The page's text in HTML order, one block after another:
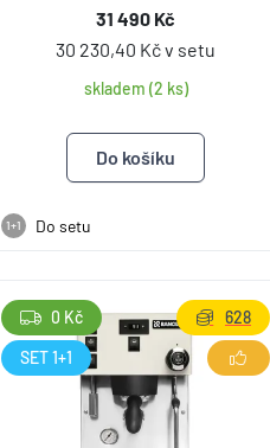
31 490 Kč
30 230,40 Kč v setu
skladem (2 ks)
1+1 Do setu
0 Kč
SET 1+1
628